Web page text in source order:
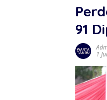
91
1